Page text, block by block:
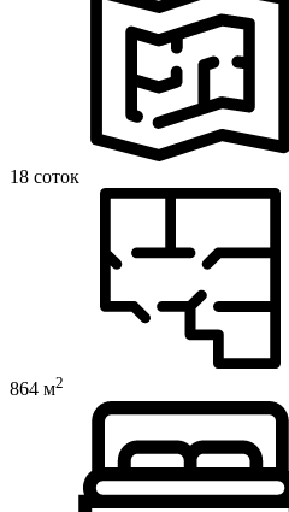
18 соток
864 м2